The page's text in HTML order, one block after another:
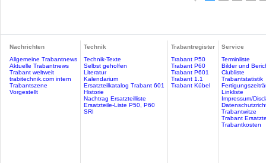
Nachrichten
Allgemeine Trabantnews
Aktuelle Trabantnews
Trabant weltweit
trabitechnik.com intern
Trabantszene
Vorgestellt
Technik
Technik-Texte
Selbst geholfen
Literatur
Kalendarium
Ersatzteilkatalog Trabant 601
Historie
Nachtrag Ersatzteilliste
Ersatzteile-Liste P50, P60
SRI
Trabantregister
Trabant P50
Trabant P60
Trabant P601
Trabant 1.1
Trabant Kübel
Service
Terminliste
Bilder und
Clubliste
Trabantstatistik
Linkliste
Impressum/
Trabantwitze
Trabant
Trabantkosten